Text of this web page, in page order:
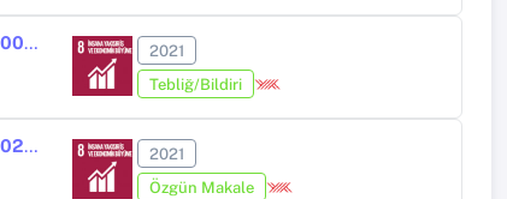
Legatum Refah Endeksi Kapsamında Güney Kafkasya Ülkelerine Bakış (2007-2020)
2021
Tebliğ/Bildiri
Doing Business Kapsamında Güney Afrika’nın Performans Analizi (2016-2020)
2021
Özgün Makale